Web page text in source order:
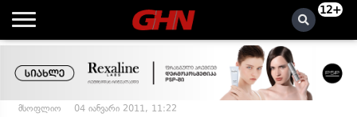
12+
მსოფლიო 04 იანვარი 2011, 11:22